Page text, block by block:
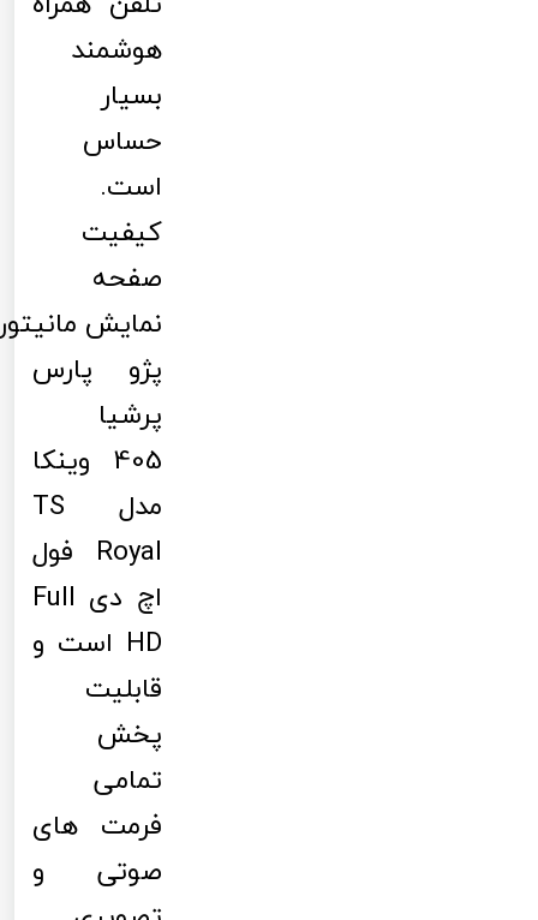
هوشمند
بسیار
حساس
است.
کیفیت
صفحه
نمایش
پژو پارس
پرشیا
405 وینکا
مدل TS
Royal فول
اچ دی Full
HD است و
قابلیت
پخش
تمامی
فرمت های
صوتی و